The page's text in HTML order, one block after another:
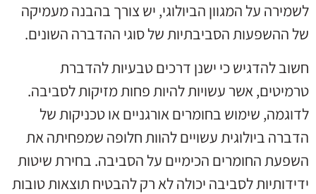
לשמירה על המגוון הביולוגי, יש צורך בהבנה מעמיקה
של ההשפעות הסביבתיות של סוגי ההדברה השונים.
חשוב להדגיש כי ישנן דרכים טבעיות להדברת
טרמיטים, אשר עשויות להיות פחות מזיקות לסביבה.
לדוגמה, שימוש בחומרים אורגניים או טכניקות של
הדברה ביולוגית עשויים להוות חלופה שמפחיתה את
השפעת החומרים הכימיים על הסביבה. בחירת שיטות
ידידותיות לסביבה יכולה לא רק להבטיח תוצאות טובות